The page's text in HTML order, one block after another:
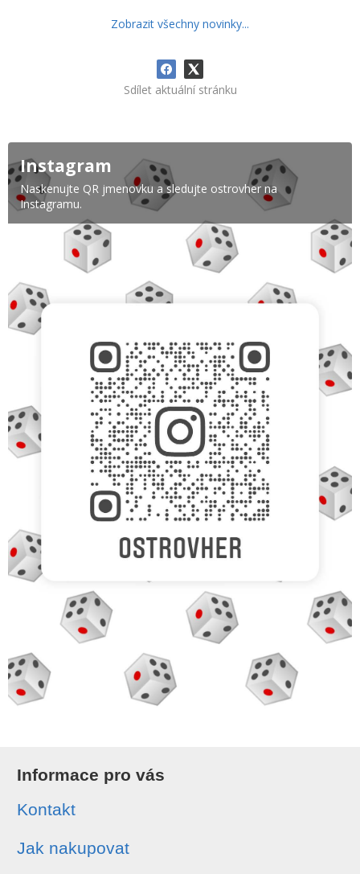
Zobrazit všechny novinky...
Sdílet aktuální stránku
Instagram
Naskenujte QR jmenovku a sledujte ostrovher na
Instagramu.
Informace pro vás
Kontakt
Jak nakupovat